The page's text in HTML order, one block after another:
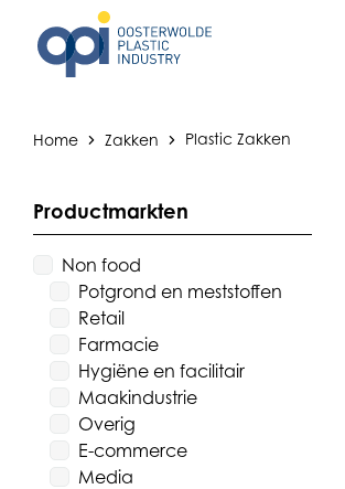
Home Zakken Plastic Zakken
Productmarkten
Non food
Potgrond en meststoffen
Retail
Farmacie
Hygiëne en facilitair
Maakindustrie
Overig
E-commerce
Media